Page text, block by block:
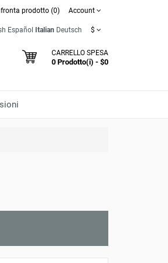
prodotto (0) Account
Español Italian Deutsch $
CARRELLO SPESA
0 Prodotto(i) - $0